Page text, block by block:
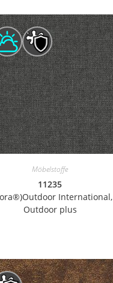
Möbelstoffe
11235
International,
Outdoor plus